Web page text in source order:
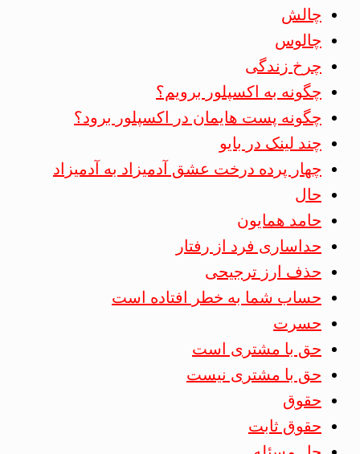
چالش
چالوس
چرخ زندگی
چگونه به اکسپلور برویم؟
چگونه پست هایمان در اکسپلور برود؟
چند لینک در بایو
چهار پرده درخت عشق آدمیزاد به آدمیزاد
حال
حامد همایون
حداساری فرد از رفتار
حذف ارز ترجیحی
حساب شما به خطر افتاده است
حسرت
حق با مشتری است
حق با مشتری نیست
حقوق
حقوق ثابت